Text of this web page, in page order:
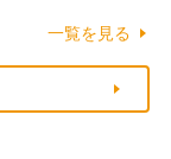
一覧を見る